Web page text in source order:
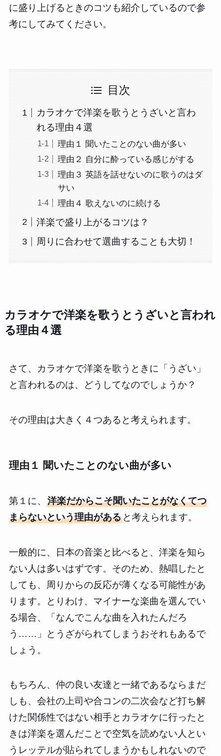
に盛り上げるときのコツも紹介しているので参
考にしてみてください。
目次
カラオケで洋楽を歌うとうざいと言わ
れる理由４選
理由１ 聞いたことのない曲が多い
理由２ 自分に酔っている感じがする
理由３ 英語を話せないのに歌うのはダ
サい
理由４ 歌えないのに続ける
洋楽で盛り上がるコツは？
周りに合わせて選曲することも大切！
カラオケで洋楽を歌うとうざいと言われ
る理由４選
さて、カラオケで洋楽を歌うときに「うざい」
と言われるのは、どうしてなのでしょうか？
その理由は大きく４つあると考えられます。
理由１ 聞いたことのない曲が多い
第１に、 洋楽だからこそ聞いたことがなくてつ
まらないという理由があると考えられます。
一般的に、日本の音楽と比べると、洋楽を知ら
ない人は多いはずです。そのため、熱唱したと
しても、周りからの反応が薄くなる可能性があ
ります。とりわけ、マイナーな楽曲を選んでい
る場合、「なんでこんな曲を入れたんだろ
う……」とうざがられてしまうおそれもあるで
しょう。
もちろん、仲の良い友達と一緒であるならまだ
しも、会社の上司や合コンの二次会など打ち解
けた関係性ではない相手とカラオケに行ったと
きは洋楽を選んだことで空気を読めない人とい
うレッテルが貼られてしまうかもしれないので